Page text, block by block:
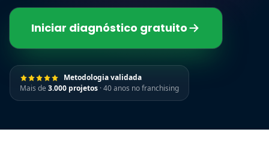
Iniciar diagnóstico gratuito
Metodologia validada
Mais de 3.000 projetos · 40 anos no franchising